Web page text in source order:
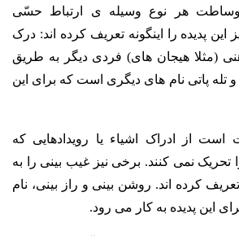
هر نوع وسیله ی ارتباط حسّی
پدیده را اینگونه تعریف کرده اند: درک
(مثلا هیجان های) فردی دیگر به طریق
تله پاتی نام های دیگری است که برای این
است از ادراک اشیاء یا رویدادهایی که
نمی کنند. برخی نیز غیب بینی را به
کرده اند. روشن بینی و راز بینی، نام
این پدیده به کار می رود.